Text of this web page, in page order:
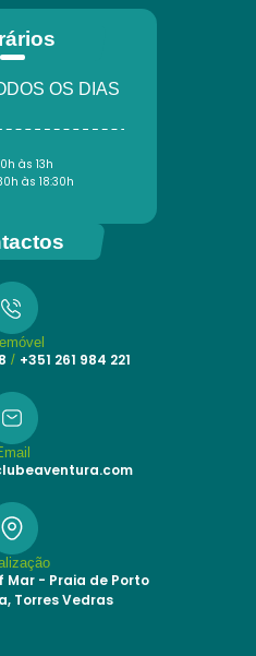
OS DIAS
às 13h
às 18:30h
/ +351 261 984 221
Mar - Praia de Porto
Torres Vedras